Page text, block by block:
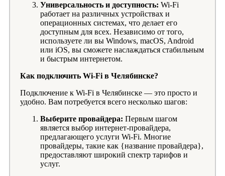
Универсальность и доступность: Wi-Fi
работает на различных устройствах и
операционных системах, что делает его
доступным для всех. Независимо от того,
используете ли вы Windows, macOS, Android
или iOS, вы сможете наслаждаться стабильным
и быстрым интернетом.
Как подключить Wi-Fi в Челябинске?
Подключение к Wi-Fi в Челябинске — это просто и
удобно. Вам потребуется всего несколько шагов:
Выберите провайдера: Первым шагом
является выбор интернет-провайдера,
предлагающего услуги Wi-Fi. Многие
провайдеры, такие как {название провайдера},
предоставляют широкий спектр тарифов и
услуг.